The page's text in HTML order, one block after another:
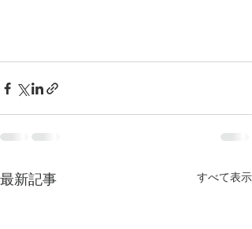
最新記事 すべて表示